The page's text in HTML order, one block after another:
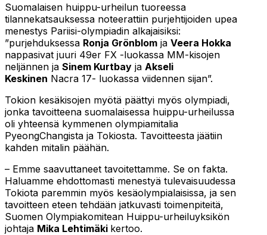
Suomalaisen huippu-urheilun tuoreessa
tilannekatsauksessa noteerattiin purjehtijoiden upea
menestys Pariisi-olympiadin alkajaisiksi:
”purjehduksessa Ronja Grönblom ja Veera Hokka
nappasivat juuri 49er FX -luokassa MM-kisojen
neljännen ja Sinem Kurtbay ja Akseli
Keskinen Nacra 17- luokassa viidennen sijan”.
Tokion kesäkisojen myötä päättyi myös olympiadi,
jonka tavoitteena suomalaisessa huippu-urheilussa
oli yhteensä kymmenen olympiamitalia
PyeongChangista ja Tokiosta. Tavoitteesta jäätiin
kahden mitalin päähän.
– Emme saavuttaneet tavoitettamme. Se on fakta.
Haluamme ehdottomasti menestyä tulevaisuudessa
Tokiota paremmin myös kesäolympialaisissa, ja sen
tavoitteen eteen tehdään jatkuvasti toimenpiteitä,
Suomen Olympiakomitean Huippu-urheiluyksikön
johtaja Mika Lehtimäki kertoo.